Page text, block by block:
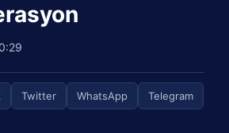
Twitter WhatsApp Telegram